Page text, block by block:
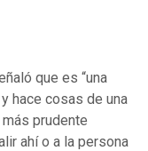
que es “una
hace cosas de una
prudente
ahí o a la persona